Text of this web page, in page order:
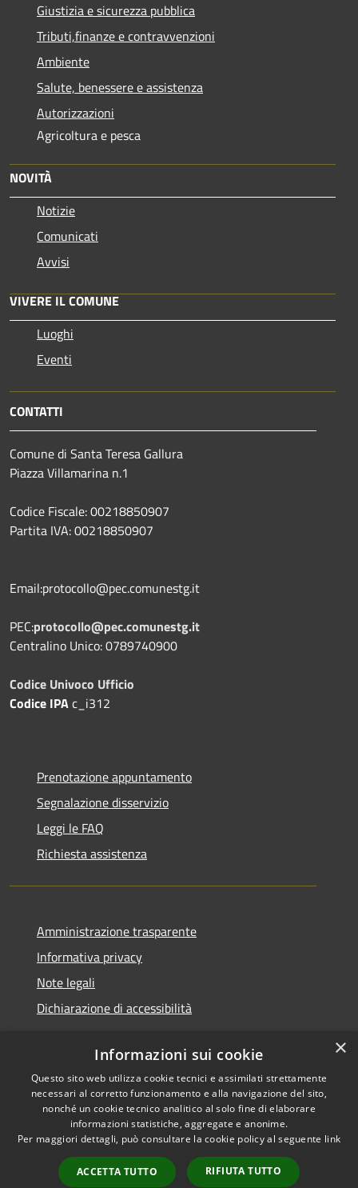
Giustizia e sicurezza pubblica
Tributi,finanze e contravvenzioni
Ambiente
Salute, benessere e assistenza
Autorizzazioni
Agricoltura e pesca
NOVITÀ
Notizie
Comunicati
Avvisi
VIVERE IL COMUNE
Luoghi
Eventi
CONTATTI
Comune di Santa Teresa Gallura
Piazza Villamarina n.1
Codice Fiscale: 00218850907
Partita IVA: 00218850907
Email:protocollo@pec.comunestg.it
PEC:protocollo@pec.comunestg.it
Centralino Unico: 0789740900
Codice Univoco Ufficio
Codice IPAc_i312
Prenotazione appuntamento
Segnalazione disservizio
Leggi le FAQ
Richiesta assistenza
Amministrazione trasparente
Informativa privacy
Note legali
Dichiarazione di accessibilità
RSS
Accessibilità
Cookie
Mappa del sito
Copyright © 2026 • Comune di
Santa Teresa Gallura •
Powered byMunicipium
Accesso redazione
×
Informazioni sui cookie
Questo sito web utilizza cookie tecnici e assimilati strettamente
necessari al corretto funzionamento e alla navigazione del sito,
nonché un cookie tecnico analitico al solo fine di elaborare
informazioni statistiche, aggregate e anonime.
Per maggiori dettagli, può consultare la cookie policy al seguente link
ACCETTA TUTTO RIFIUTA TUTTO